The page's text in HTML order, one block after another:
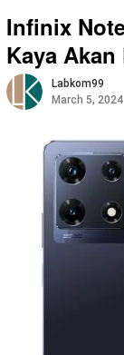
Infinix
Kaya
Labkom99
March 5, 2024